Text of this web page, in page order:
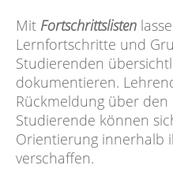
Mit Fortschrittslisten
Lernfortschritte und
Studierenden
dokumentieren.
Rückmeldung über
Studierende können
Orientierung innerhalb
verschaffen.